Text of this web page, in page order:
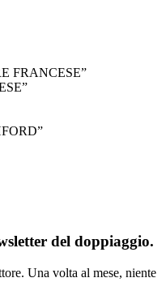
FRANCESE”
”
del doppiaggio.
Una volta al mese, niente